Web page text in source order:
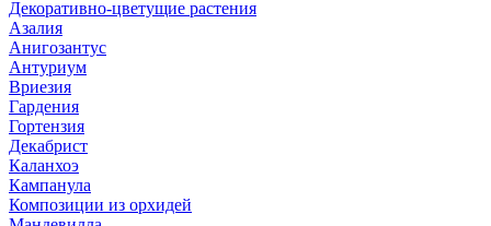
Декоративно-цветущие растения
Азалия
Анигозантус
Антуриум
Вриезия
Гардения
Гортензия
Декабрист
Каланхоэ
Кампанула
Композиции из орхидей